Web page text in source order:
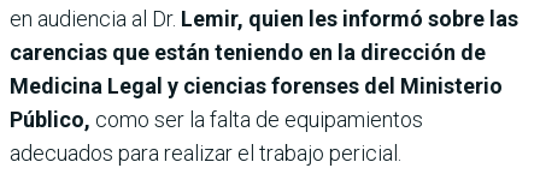
en audiencia al Dr. Lemir, quien les informó sobre las
carencias que están teniendo en la dirección de
Medicina Legal y ciencias forenses del Ministerio
Público, como ser la falta de equipamientos
adecuados para realizar el trabajo pericial.